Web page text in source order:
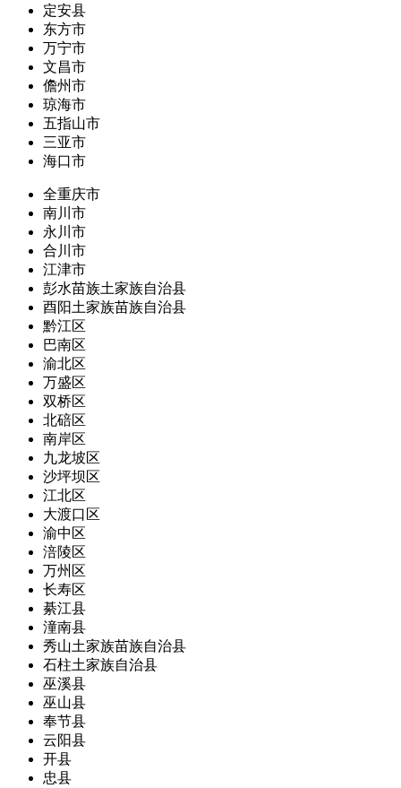
定安县
东方市
万宁市
文昌市
儋州市
琼海市
五指山市
三亚市
海口市
全重庆市
南川市
永川市
合川市
江津市
彭水苗族土家族自治县
酉阳土家族苗族自治县
黔江区
巴南区
渝北区
万盛区
双桥区
北碚区
南岸区
九龙坡区
沙坪坝区
江北区
大渡口区
渝中区
涪陵区
万州区
长寿区
綦江县
潼南县
秀山土家族苗族自治县
石柱土家族自治县
巫溪县
巫山县
奉节县
云阳县
开县
忠县